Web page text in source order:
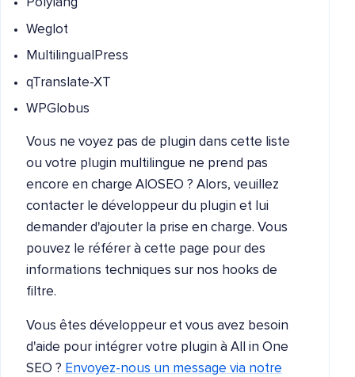
Polylang
Weglot
MultilingualPress
qTranslate-XT
WPGlobus
Vous ne voyez pas de plugin dans cette liste
ou votre plugin multilingue ne prend pas
encore en charge AIOSEO ? Alors, veuillez
contacter le développeur du plugin et lui
demander d'ajouter la prise en charge. Vous
pouvez le référer à cette page pour des
informations techniques sur nos hooks de
filtre.
Vous êtes développeur et vous avez besoin
d'aide pour intégrer votre plugin à All in One
SEO ? Envoyez-nous un message via notre